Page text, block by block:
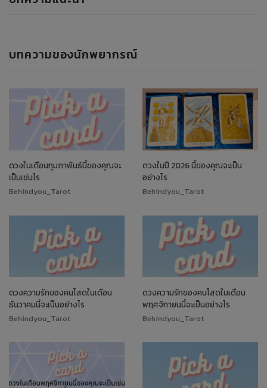
บทความของนักพยากรณ์
ดวงในเดือนกุมภาพันธ์นี้ของคุณจะ
เป็นเช่นไร
Behindyou_Tarot
ดวงในปี 2026 นี้ของคุณจะเป็น
อย่างไร
Behindyou_Tarot
ดวงความรักของคนโสดในเดือน
ธันวาคมนี้จะเป็นอย่างไร
Behindyou_Tarot
ดวงความรักของคนโสดในเดือน
พฤศจิกายนนี้จะเป็นอย่างไร
Behindyou_Tarot